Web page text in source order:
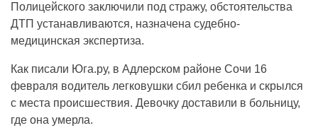
Полицейского заключили под стражу, обстоятельства
ДТП устанавливаются, назначена судебно-
медицинская экспертиза.
Как писали Юга.ру, в Адлерском районе Сочи 16
февраля водитель легковушки сбил ребенка и скрылся
с места происшествия. Девочку доставили в больницу,
где она умерла.